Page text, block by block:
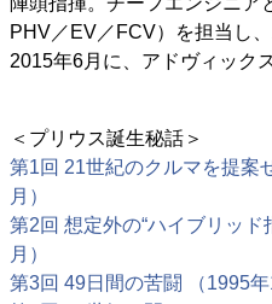
PHV／EV／FCV）を担当し
2015年6月に、アドヴィック
＜プリウス誕生秘話＞
第1回 21世紀のクルマを提案
月）
第2回 想定外の“ハイブリッ
月）
第3回 49日間の苦闘 （1995年